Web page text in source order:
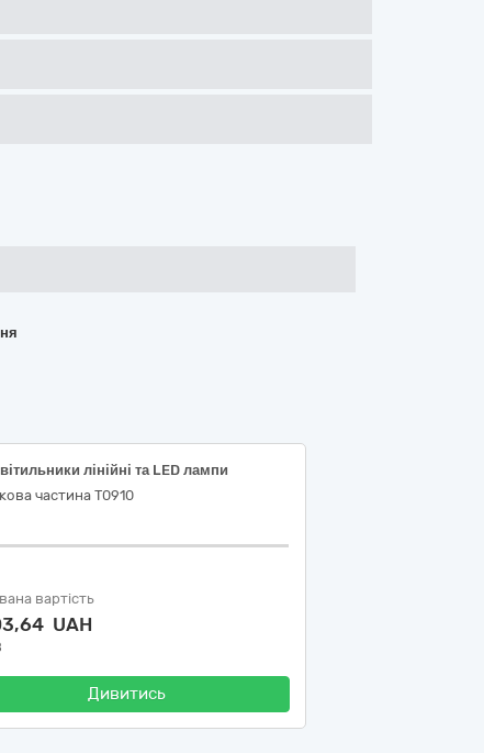
лінійні та LED лампи
частина Т0910
вартість
UAH
Дивитись